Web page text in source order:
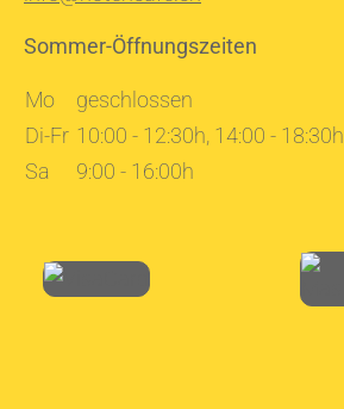
Sommer-Öffnungszeiten
Mo
geschlossen
Di-Fr 10:00 - 12:30h, 14:00 - 18:30h
Sa
9:00 - 16:00h